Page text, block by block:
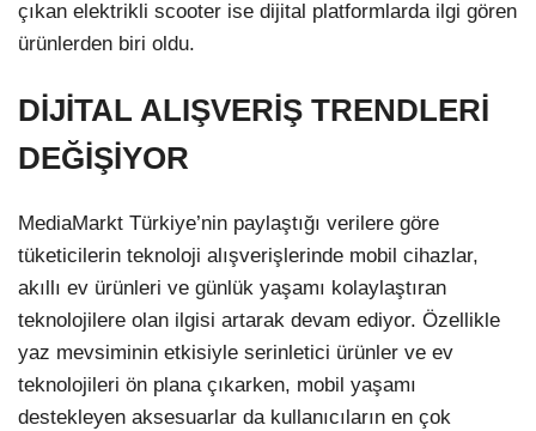
çıkan elektrikli scooter ise dijital platformlarda ilgi gören
ürünlerden biri oldu.
DİJİTAL ALIŞVERİŞ TRENDLERİ
DEĞİŞİYOR
MediaMarkt Türkiye’nin paylaştığı verilere göre
tüketicilerin teknoloji alışverişlerinde mobil cihazlar,
akıllı ev ürünleri ve günlük yaşamı kolaylaştıran
teknolojilere olan ilgisi artarak devam ediyor. Özellikle
yaz mevsiminin etkisiyle serinletici ürünler ve ev
teknolojileri ön plana çıkarken, mobil yaşamı
destekleyen aksesuarlar da kullanıcıların en çok